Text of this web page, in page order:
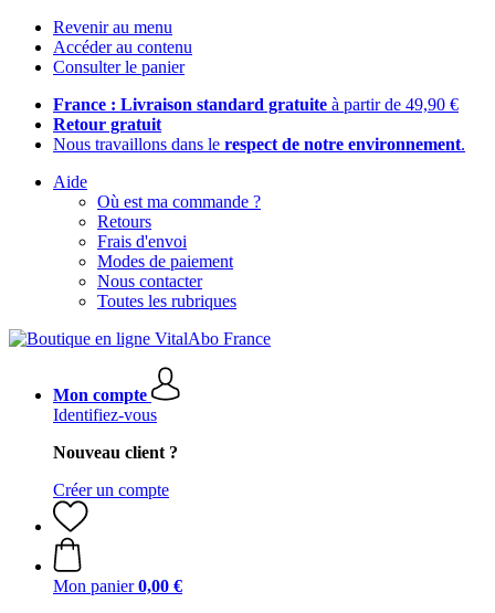
Revenir au menu
Accéder au contenu
Consulter le panier
France : Livraison standard gratuite à partir de 49,90 €
Retour gratuit
Nous travaillons dans le respect de notre environnement.
Aide
Où est ma commande ?
Retours
Frais d'envoi
Modes de paiement
Nous contacter
Toutes les rubriques
Mon compte
Identifiez-vous
Nouveau client ?
Créer un compte
Mon panier 0,00 €